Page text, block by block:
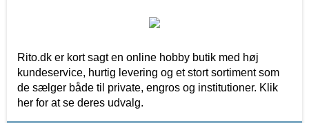
Rito.dk er kort sagt en online hobby butik med høj
kundeservice, hurtig levering og et stort sortiment som
de sælger både til private, engros og institutioner. Klik
her for at se deres udvalg.